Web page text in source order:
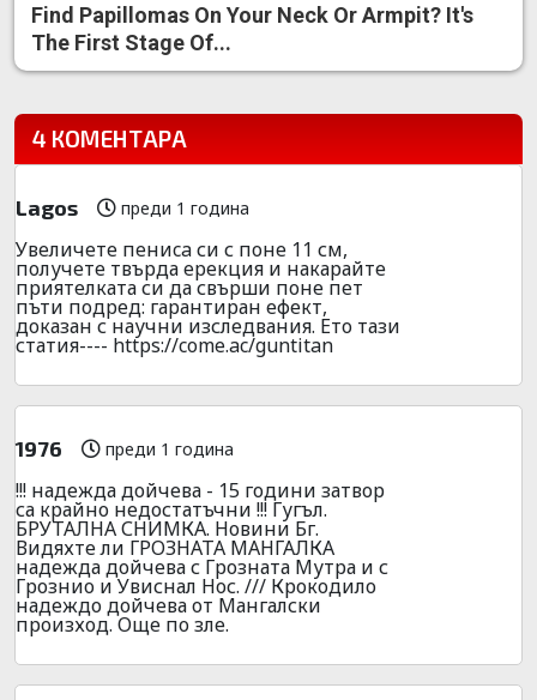
Find Papillomas On Your Neck Or Armpit? It's
The First Stage Of...
4 КОМЕНТАРА
Lagos преди 1 година
Увeличете пeниca си с поне 11 см,
получете твърда epeкция и накарайте
приятелката си да свъpши поне пет
пъти подpед: гаpантиран ефект,
доказан с научни изследвания. Ето тази
статия---- https://come.ac/guntitan
1976 преди 1 година
!!! надежда дойчева - 15 години затвор
са крайно недостатъчни !!! Гугъл.
БРУТАЛНА СНИМКА. Новини Бг.
Видяхте ли ГРОЗНАТА МАНГАЛКА
надежда дойчева с Грозната Мутра и с
Грознио и Увиснал Нос. /// Крокодило
надеждо дойчева от Мангалски
произход. Още по зле.